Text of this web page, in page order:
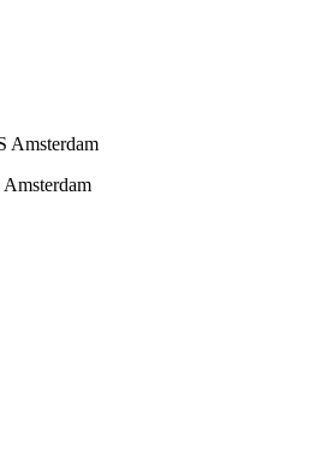
Amsterdam